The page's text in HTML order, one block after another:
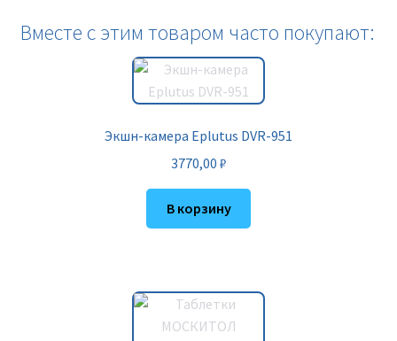
Вместе с этим товаром часто покупают:
Экшн-камера Eplutus DVR-951
3770,00 ₽
В корзину